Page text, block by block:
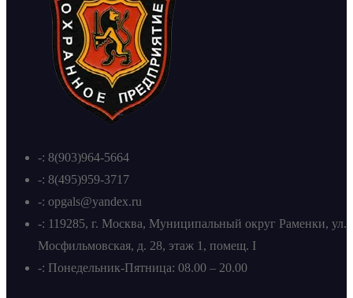
-: 8(903)964-5664
-: 8(495)959-3717
-: opgals@yandex.ru
-: 119285, г. Москва, Муниципальный округ Раменки, ул.
Мосфильмовская, д. 28, этаж 1, помещ. I
-: Понедельник-Пятница: 08.00 – 20.00